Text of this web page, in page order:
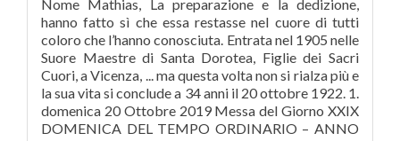
Nome Mathias, La preparazione e la dedizione,
hanno fatto sì che essa restasse nel cuore di tutti
coloro che l’hanno conosciuta. Entrata nel 1905 nelle
Suore Maestre di Santa Dorotea, Figlie dei Sacri
Cuori, a Vicenza, ... ma questa volta non si rialza più e
la sua vita si conclude a 34 anni il 20 ottobre 1922. 1.
domenica 20 Ottobre 2019 Messa del Giorno XXIX
DOMENICA DEL TEMPO ORDINARIO – ANNO